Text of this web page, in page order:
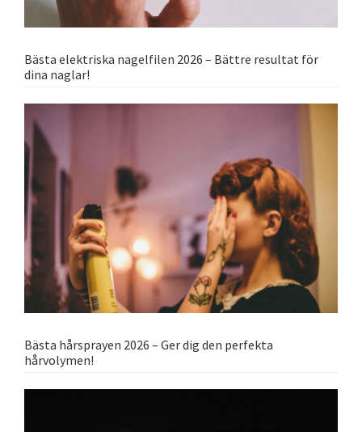
Bästa elektriska nagelfilen 2026 – Bättre resultat för
dina naglar!
Bästa hårsprayen 2026 – Ger dig den perfekta
hårvolymen!